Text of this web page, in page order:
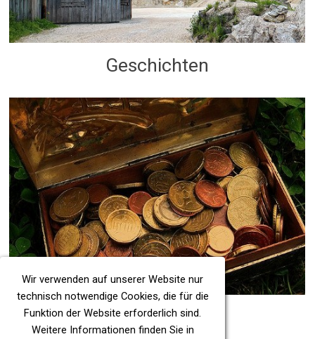
Wir verwenden auf unserer Website nur
technisch notwendige Cookies, die für die
Funktion der Website erforderlich sind.
Weitere Informationen finden Sie in
Geschichten
Hebesätze